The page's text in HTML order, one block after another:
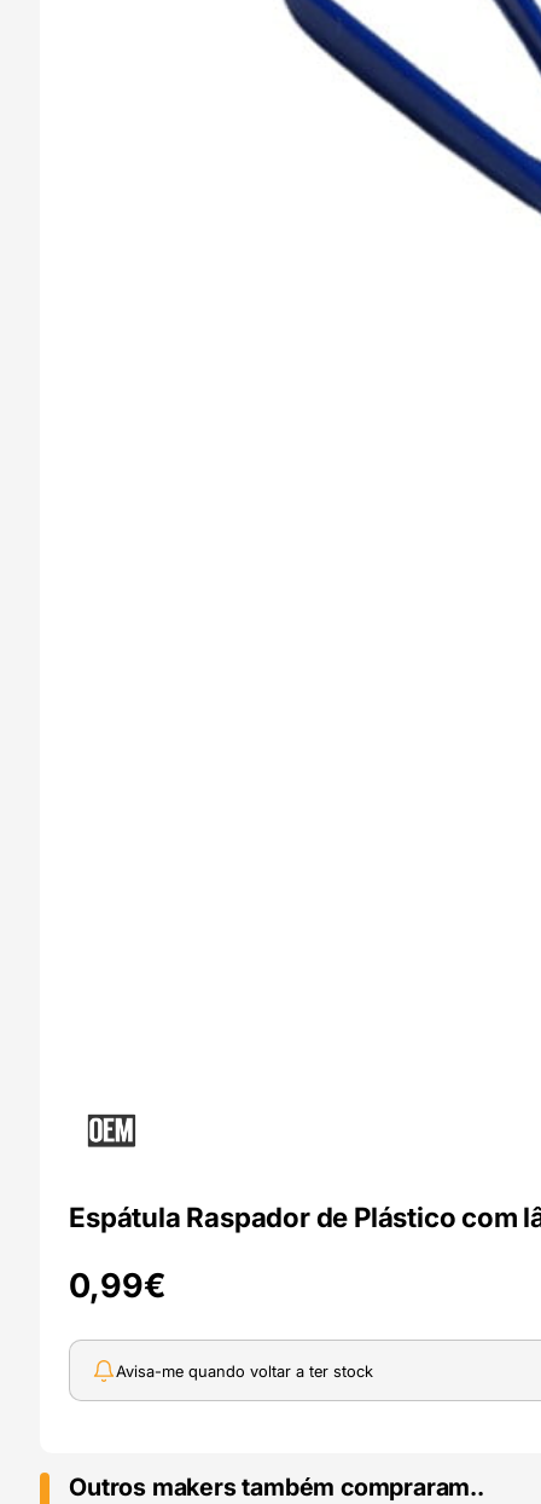
Espátula Raspador de Plástico com
0,99€
Avisa-me quando voltar a ter stock
Outros makers também compraram..